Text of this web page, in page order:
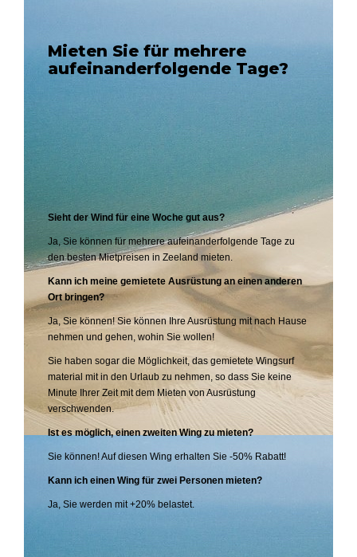
Mieten Sie für mehrere
aufeinanderfolgende Tage?
Sieht der Wind für eine Woche gut aus?
Ja, Sie können für mehrere aufeinanderfolgende Tage zu
den besten Mietpreisen in Zeeland mieten.
Kann ich meine gemietete Ausrüstung an einen anderen
Ort bringen?
Ja, Sie können! Sie können Ihre Ausrüstung mit nach Hause
nehmen und gehen, wohin Sie wollen!
Sie haben sogar die Möglichkeit, das gemietete Wingsurf
material mit in den Urlaub zu nehmen, so dass Sie keine
Minute Ihrer Zeit mit dem Mieten von Ausrüstung
verschwenden.
Ist es möglich, einen zweiten Wing zu mieten?
Sie können! Auf diesen Wing erhalten Sie -50% Rabatt!
Kann ich einen Wing für zwei Personen mieten?
Ja, Sie werden mit +20% belastet.